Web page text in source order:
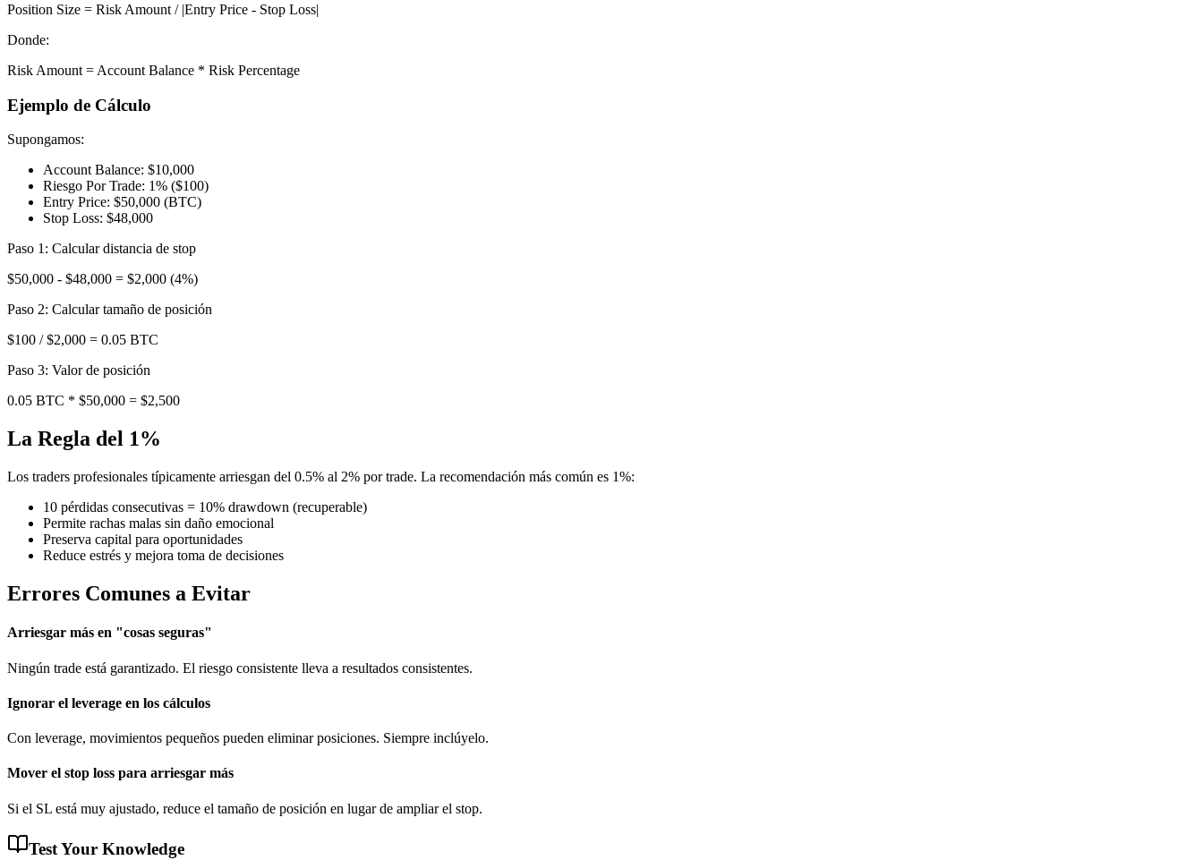
Position Size = Risk Amount / |Entry Price - Stop Loss|
Donde:
Risk Amount = Account Balance * Risk Percentage
Ejemplo de Cálculo
Supongamos:
Account Balance: $10,000
Riesgo Por Trade: 1% ($100)
Entry Price: $50,000 (BTC)
Stop Loss: $48,000
Paso 1: Calcular distancia de stop
$50,000 - $48,000 = $2,000 (4%)
Paso 2: Calcular tamaño de posición
$100 / $2,000 = 0.05 BTC
Paso 3: Valor de posición
0.05 BTC * $50,000 = $2,500
La Regla del 1%
Los traders profesionales típicamente arriesgan del 0.5% al 2% por trade. La recomendación más común es 1%:
10 pérdidas consecutivas = 10% drawdown (recuperable)
Permite rachas malas sin daño emocional
Preserva capital para oportunidades
Reduce estrés y mejora toma de decisiones
Errores Comunes a Evitar
Arriesgar más en "cosas seguras"
Ningún trade está garantizado. El riesgo consistente lleva a resultados consistentes.
Ignorar el leverage en los cálculos
Con leverage, movimientos pequeños pueden eliminar posiciones. Siempre inclúyelo.
Mover el stop loss para arriesgar más
Si el SL está muy ajustado, reduce el tamaño de posición en lugar de ampliar el stop.
Test Your Knowledge